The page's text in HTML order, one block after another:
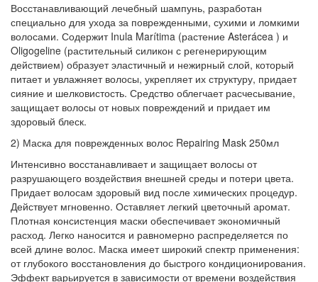
Восстанавливающий лечебный шампунь, разработан
специально для ухода за поврежденными, сухими и ломкими
волосами. Содержит Inula Marítima (растение Asterácea ) и
Oligogeline (растительный силикон с регенерирующим
действием) образует эластичный и нежирный слой, который
питает и увлажняет волосы, укрепляет их структуру, придает
сияние и шелковистость. Средство облегчает расчесывание,
защищает волосы от новых повреждений и придает им
здоровый блеск.
2) Маска для поврежденных волос Repairing Mask 250мл
Интенсивно восстанавливает и защищает волосы от
разрушающего воздействия внешней среды и потери цвета.
Придает волосам здоровый вид после химических процедур.
Действует мгновенно. Оставляет легкий цветочный аромат.
Плотная консистенция маски обеспечивает экономичный
расход. Легко наносится и равномерно распределяется по
всей длине волос. Маска имеет широкий спектр применения:
от глубокого восстановления до быстрого кондиционирования.
Эффект варьируется в зависимости от времени воздействия